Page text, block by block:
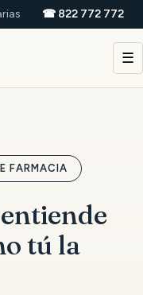
☎ 822 772 772
☰
FARMACIA
tú la